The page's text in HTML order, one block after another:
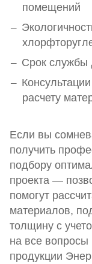
помещений
Срок службы
расчету
Если вы
получить
подбору
проекта —
помогут
материалов,
толщину с
на все вопросы
продукции